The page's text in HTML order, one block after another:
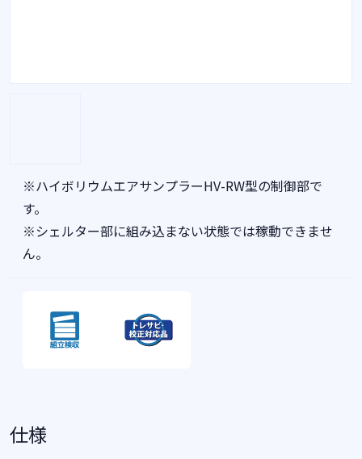
※ハイボリウムエアサンプラーHV-RW型の制御部で
す。
※シェルター部に組み込まない状態では稼動できませ
ん。
仕様